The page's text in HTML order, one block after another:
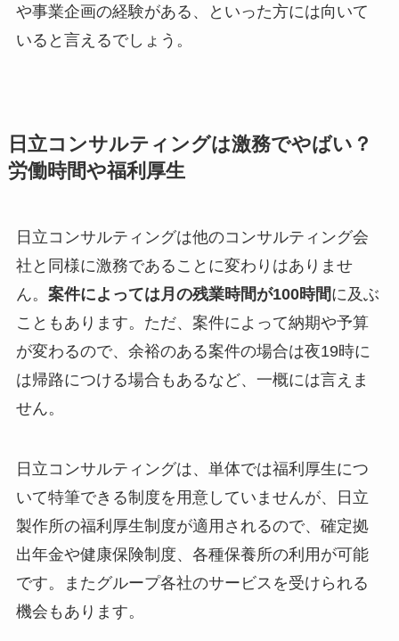
や事業企画の経験がある、といった方には向いて
いると言えるでしょう。
日立コンサルティングは激務でやばい？
労働時間や福利厚生
日立コンサルティングは他のコンサルティング会
社と同様に激務であることに変わりはありませ
ん。 案件によっては月の残業時間が100時間に及ぶ
こともあります。ただ、案件によって納期や予算
が変わるので、余裕のある案件の場合は夜19時に
は帰路につける場合もあるなど、一概には言えま
せん。
日立コンサルティングは、単体では福利厚生につ
いて特筆できる制度を用意していませんが、日立
製作所の福利厚生制度が適用されるので、確定拠
出年金や健康保険制度、各種保養所の利用が可能
です。またグループ各社のサービスを受けられる
機会もあります。